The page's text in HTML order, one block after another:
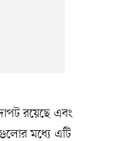
রয়েছে এবং
মধ্যে এটি